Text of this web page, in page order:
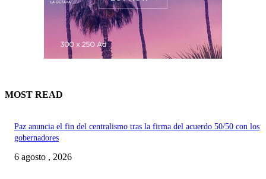
MOST READ
Paz anuncia el fin del centralismo tras la firma del acuerdo 50/50 con los
gobernadores
6 agosto , 2026